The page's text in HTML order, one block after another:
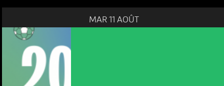
MAR 11 AOÛT